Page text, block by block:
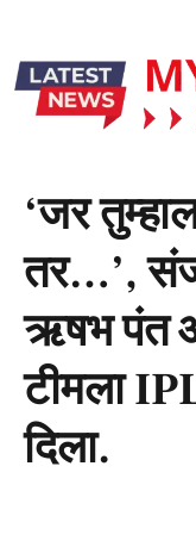
‘जर
तर…’,
ऋषभ पंत
टीमला
दिला.